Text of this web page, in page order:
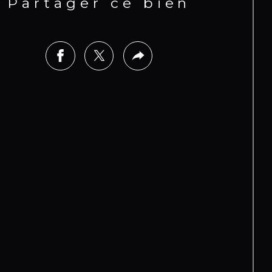
de copropriété 1400 € par
: 955 000 € HAI, honoraires à la
du vendeur